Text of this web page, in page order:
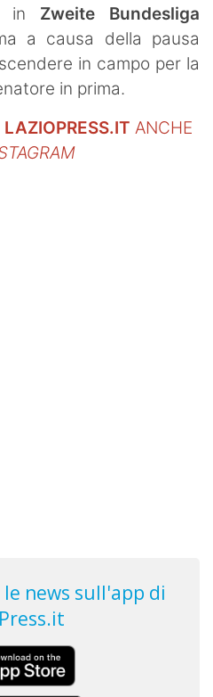
in Zweite Bundesliga
a causa della pausa
in campo per la
in prima.
LAZIOPRESS.IT ANCHE